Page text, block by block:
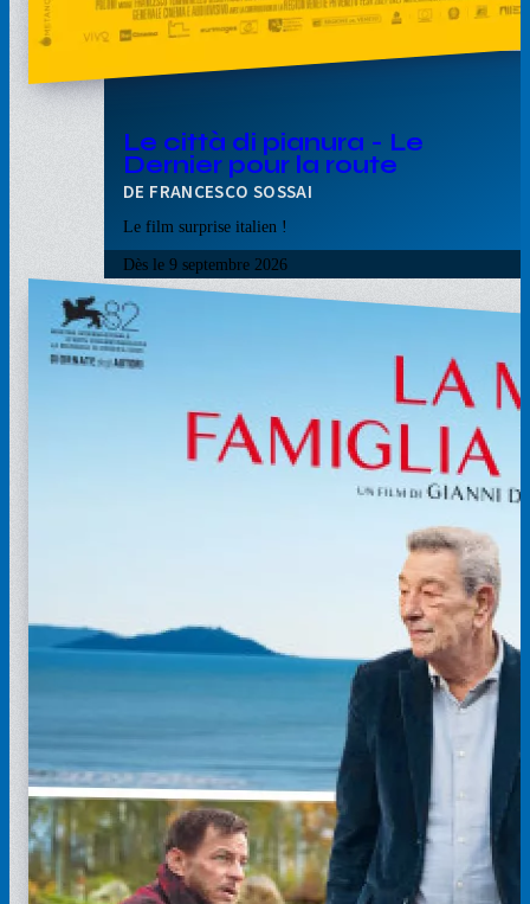
Le città di pianura - Le
Dernier pour la route
FRANCESCO SOSSAI
Le film surprise italien !
Dès le 9 septembre 2026